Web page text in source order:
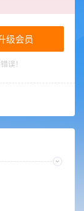
级会员
误！